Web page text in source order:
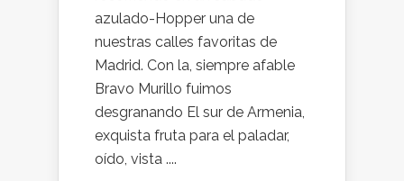
azulado-Hopper una de
nuestras calles favoritas de
Madrid. Con la, siempre afable
Bravo Murillo fuimos
desgranando El sur de Armenia,
exquista fruta para el paladar,
oído, vista ....